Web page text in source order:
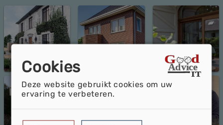
Cookies
Deze website gebruikt cookies om uw
ervaring te verbeteren.